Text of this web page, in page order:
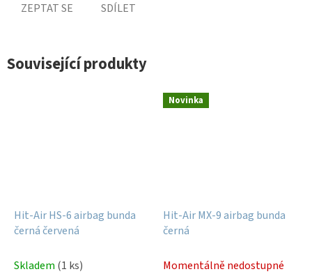
ZEPTAT SE SDÍLET
Související produkty
Hit-Air HS-6 airbag bunda
černá červená
Skladem (1 ks)
Novinka
Hit-Air MX-9 airbag bunda
černá
Momentálně nedostupné